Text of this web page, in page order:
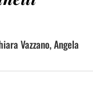
Vazzano, Angela